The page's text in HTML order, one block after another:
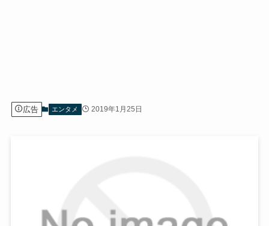
広告 エンタメ 2019年1月25日